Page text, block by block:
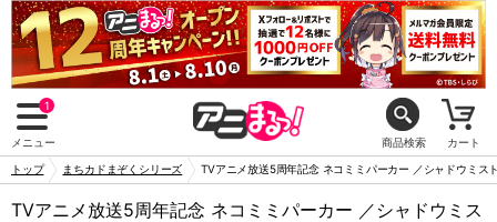
1
メニュー 商品検索 カート
トップ まちカドまぞくシリーズ TVアニメ放送5周年記念 ネコミミパーカー ／シャドウミス
TVアニメ放送5周年記念 ネコミミパーカー ／シャドウミス